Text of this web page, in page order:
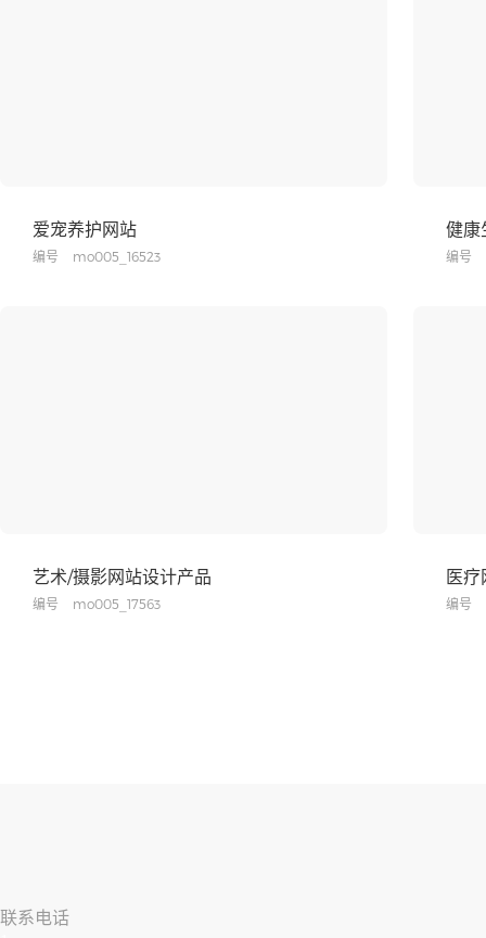
爱宠养护网站
编号 mo005_16523
健康
编号
艺术/摄影网站设计产品
编号 mo005_17563
医疗
编号
联系电话